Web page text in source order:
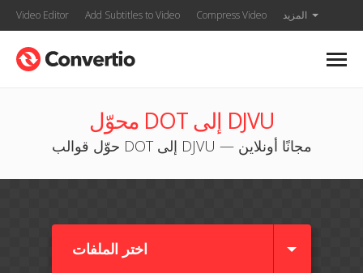
Video Editor Add Subtitles to Video Compress Video المزيد
محوّل DOT إلى DJVU
حوّل قوالب DOT إلى DJVU — مجانًا أونلاين
اختر الملفات